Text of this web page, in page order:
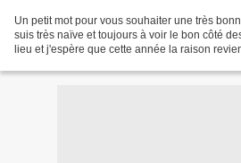
Un petit mot pour vous souhaiter une très
suis très naïve et toujours à voir le bon côté
lieu et j'espère que cette année la raison